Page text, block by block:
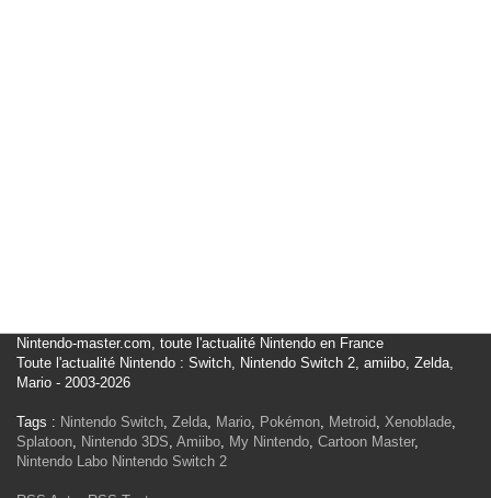
Nintendo-master.com, toute l'actualité Nintendo en France
Toute l'actualité Nintendo : Switch, Nintendo Switch 2, amiibo, Zelda,
Mario - 2003-2026
Tags : Nintendo Switch, Zelda, Mario, Pokémon, Metroid, Xenoblade,
Splatoon, Nintendo 3DS, Amiibo, My Nintendo, Cartoon Master,
Nintendo Labo Nintendo Switch 2